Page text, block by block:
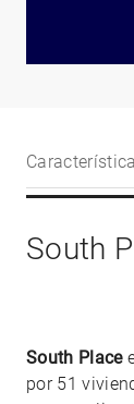
South
South Place
por 51